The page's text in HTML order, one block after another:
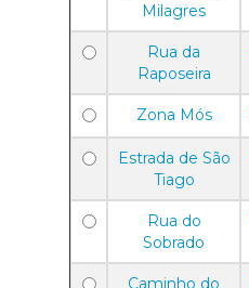
Milagres
Rua da
Raposeira
Zona Mós
Estrada de São
Tiago
Rua do
Sobrado
Caminho do